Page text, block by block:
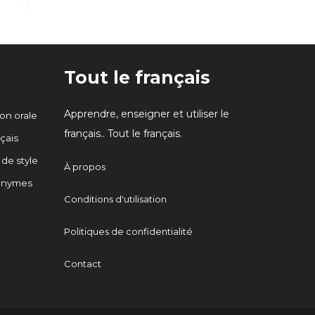
orale
style
Tout le français
Apprendre, enseigner et utiliser le
français.. Tout le français.
À propos
Conditions d'utilisation
Politiques de confidentialité
Contact